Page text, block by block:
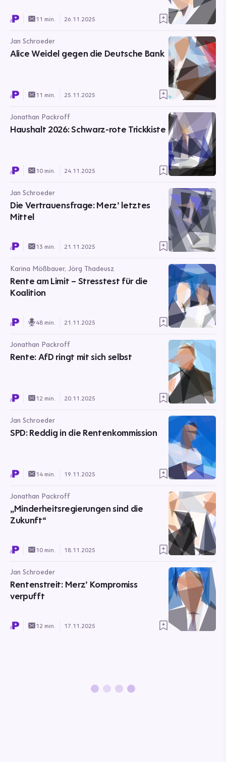
11 min. 26.11.2025
Jan Schroeder
Alice Weidel gegen die Deutsche Bank
11 min. 25.11.2025
Jonathan Packroff
Haushalt 2026: Schwarz-rote Trickkiste
10 min. 24.11.2025
Jan Schroeder
Die Vertrauensfrage: Merz’ letztes
Mittel
13 min. 21.11.2025
Karina Mößbauer, Jörg Thadeusz
Rente am Limit – Stresstest für die
Koalition
48 min. 21.11.2025
Jonathan Packroff
Rente: AfD ringt mit sich selbst
12 min. 20.11.2025
Jan Schroeder
SPD: Reddig in die Rentenkommission
14 min. 19.11.2025
Jonathan Packroff
„Minderheitsregierungen sind die
Zukunft“
10 min. 18.11.2025
Jan Schroeder
Rentenstreit: Merz’ Kompromiss
verpufft
12 min. 17.11.2025